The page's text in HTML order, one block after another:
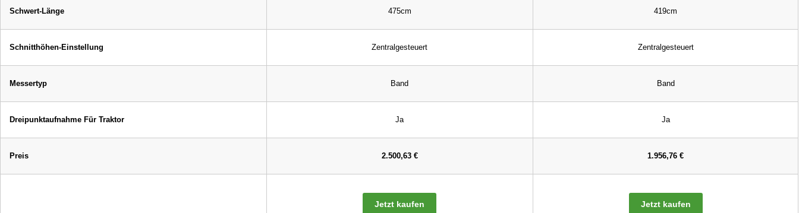
Schwert-Länge
Schnitthöhen-Einstellung
Messertyp
Dreipunktaufnahme Für Traktor
Preis
475cm
Zentralgesteuert
Band
Ja
2.500,63 €
Jetzt kaufen
419cm
Zentralgesteuert
Band
Ja
1.956,76 €
Jetzt kaufen